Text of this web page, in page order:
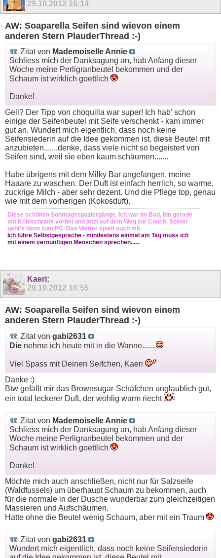
29.10.2012 16:14
AW: Soaparella Seifen sind wievon einem
anderen Stern PlauderThread :-)
Zitat von Mademoiselle Annie
Schliess mich der Danksagung an, hab Anfang dieser
Woche meine Perligranbeutel bekommen und der
Schaum ist wirklich goettlich
Danke!
Gell? Der Tipp von choquilla war super! Ich hab' schon
einige der Seifenbeutel mit Seife verschenkt - kam immer
gut an. Wundert mich eigentlich, dass noch keine
Seifensiederin auf die Idee gekommen ist, diese Beutel mit
anzubieten.......denke, dass viele nicht so begeistert von
Seifen sind, weil sie eben kaum schäumen.......
Habe übrigens mit dem Milky Bar angefangen, meine
Haaare zu waschen. Der Duft ist einfach herrlich, so warme,
zuckrige Milch - aber sehr dezent. Und die Pflege top, genau
wie mit dem vorherigen (Kokosduft).
Diese schönen Sonntagsspaziergänge. Ich war im Bad, bin gerade
am Kühlschrank vorbei und jetzt auf dem Weg zur Couch. Später
geht's dann zum PC. Das Wetter spielt auch mit.
Ich führe Selbstgespräche - mindestens einmal am Tag muss ich
mit einem vernünftigen Menschen sprechen......
Kaeri:
29.10.2012 16:55
AW: Soaparella Seifen sind wievon einem
anderen Stern PlauderThread :-)
Zitat von gabi2631
Die nehme ich heute mit in die Wanne.......
Viel Spass mit Deinen Seifchen, Kaeri
Danke :)
Btw gefällt mir das Brownsugar-Schäfchen unglaublich gut,
ein total leckerer Duft, der wohlig warm riecht
Zitat von Mademoiselle Annie
Schliess mich der Danksagung an, hab Anfang dieser
Woche meine Perligranbeutel bekommen und der
Schaum ist wirklich goettlich
Danke!
Möchte mich auch anschließen, nicht nur für Salzseife
(Waldfussels) um überhaupt Schaum zu bekommen, auch
für die normale in der Dusche wunderbar zum gleichzeitigen
Massieren und Aufschäumen.
Hatte ohne die Beutel wenig Schaum, aber mit ein Traum
Zitat von gabi2631
Wundert mich eigentlich, dass noch keine Seifensiederin